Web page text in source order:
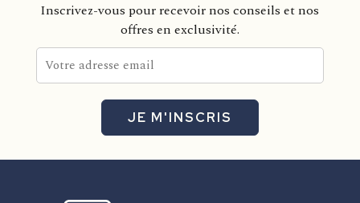
Inscrivez-vous pour recevoir nos conseils et nos
offres en exclusivité.
JE M'INSCRIS